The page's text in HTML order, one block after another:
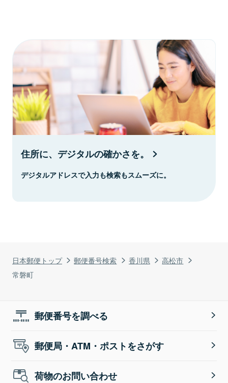
日本郵便トップ 郵便番号検索 香川県
高松市
常磐町
住所に、デジタルの確かさを。
デジタルアドレスで入力も検索もスムーズに。
郵便番号を調べる
郵便局・ATM・ポストをさがす
荷物のお問い合わせ